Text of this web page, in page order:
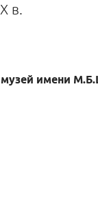
в.
музей имени